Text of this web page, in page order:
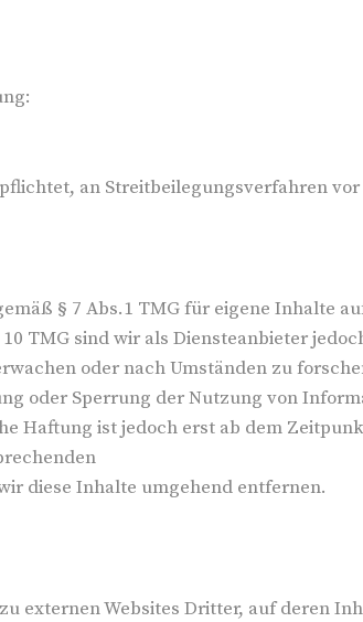
an Streitbeilegungsverfahren
§ 7 Abs.1 TMG für eigene Inhalte
TMG sind wir als Diensteanbieter
oder nach Umständen zu
oder Sperrung der Nutzung von
Haftung ist jedoch erst ab dem
diese Inhalte umgehend entfernen.
externen Websites Dritter, auf deren